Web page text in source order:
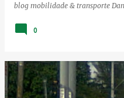
blog mobilidade & transporte
0